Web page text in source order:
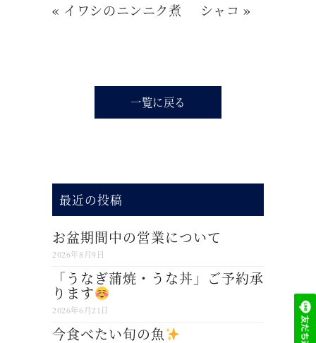
« イワシのニンニク煮 シャコ »
一覧に戻る
最近の投稿
お盆期間中の営業について
2026年8月9日
「うなぎ蒲焼・うな丼」ご予約承
ります
2026年6月21日
今食べたい旬の魚